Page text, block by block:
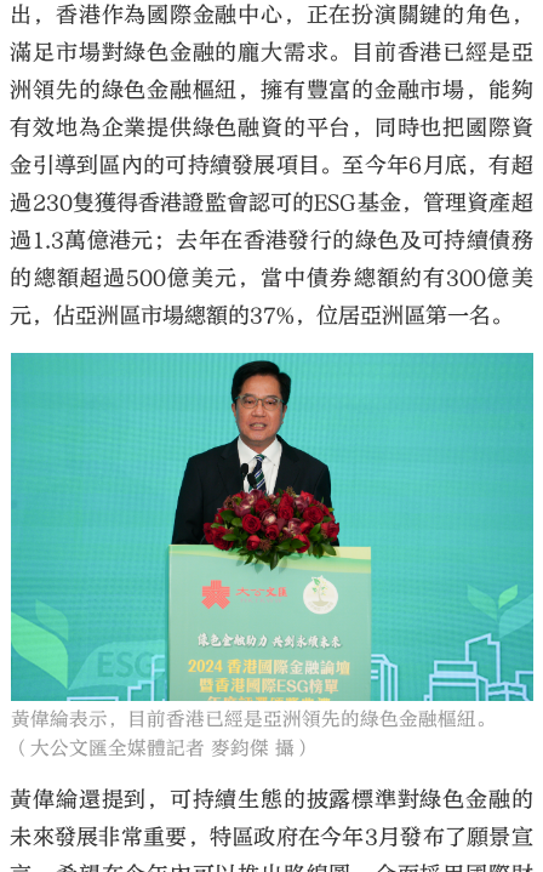
出，香港作為國際金融中心，正在扮演關鍵的角色，
滿足市場對綠色金融的龐大需求。目前香港已經是亞
洲領先的綠色金融樞紐，擁有豐富的金融市場，能夠
有效地為企業提供綠色融資的平台，同時也把國際資
金引導到區內的可持續發展項目。至今年6月底，有超
過230隻獲得香港證監會認可的ESG基金，管理資產超
過1.3萬億港元；去年在香港發行的綠色及可持續債務
的總額超過500億美元，當中債券總額約有300億美
元，佔亞洲區市場總額的37%，位居亞洲區第一名。
黃偉綸表示，目前香港已經是亞洲領先的綠色金融樞紐。
（大公文匯全媒體記者 麥鈞傑 攝）
黃偉綸還提到，可持續生態的披露標準對綠色金融的
未來發展非常重要，特區政府在今年3月發布了願景宣